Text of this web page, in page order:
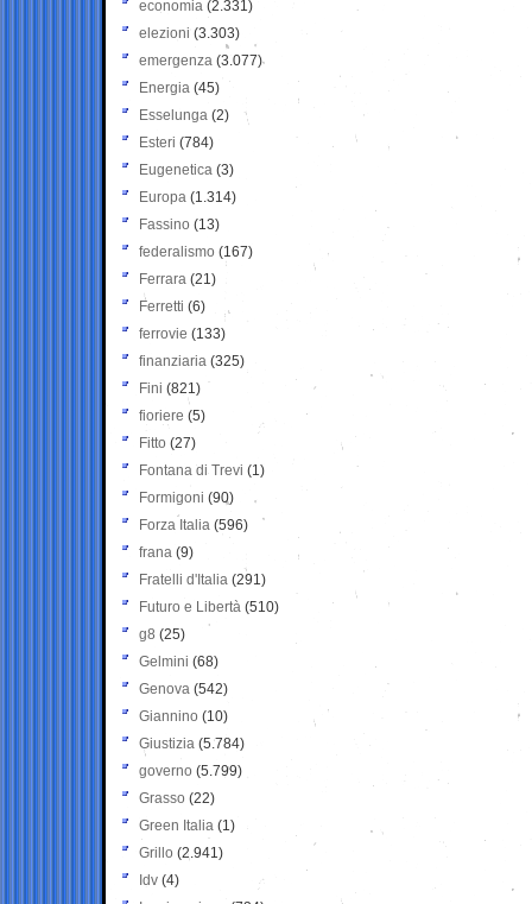
economia (2.331)
elezioni (3.303)
emergenza (3.077)
Energia (45)
Esselunga (2)
Esteri (784)
Eugenetica (3)
Europa (1.314)
Fassino (13)
federalismo (167)
Ferrara (21)
Ferretti (6)
ferrovie (133)
finanziaria (325)
Fini (821)
fioriere (5)
Fitto (27)
Fontana di Trevi (1)
Formigoni (90)
Forza Italia (596)
frana (9)
Fratelli d'Italia (291)
Futuro e Libertà (510)
g8 (25)
Gelmini (68)
Genova (542)
Giannino (10)
Giustizia (5.784)
governo (5.799)
Grasso (22)
Green Italia (1)
Grillo (2.941)
Idv (4)